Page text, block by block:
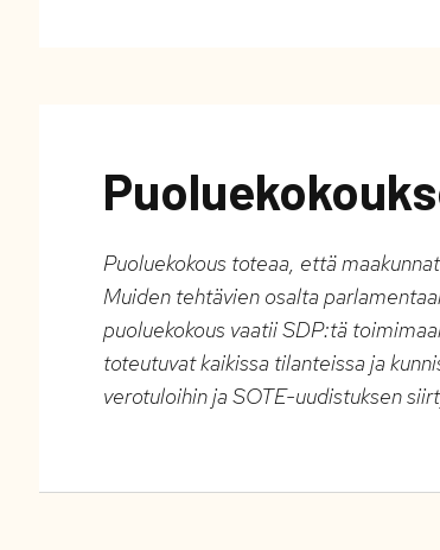
Puoluekokous toteaa, että
Muiden tehtävien osalta
puoluekokous vaatii SDP:tä
toteutuvat kaikissa tilanteissa ja
verotuloihin ja SOTE-uudistuksen